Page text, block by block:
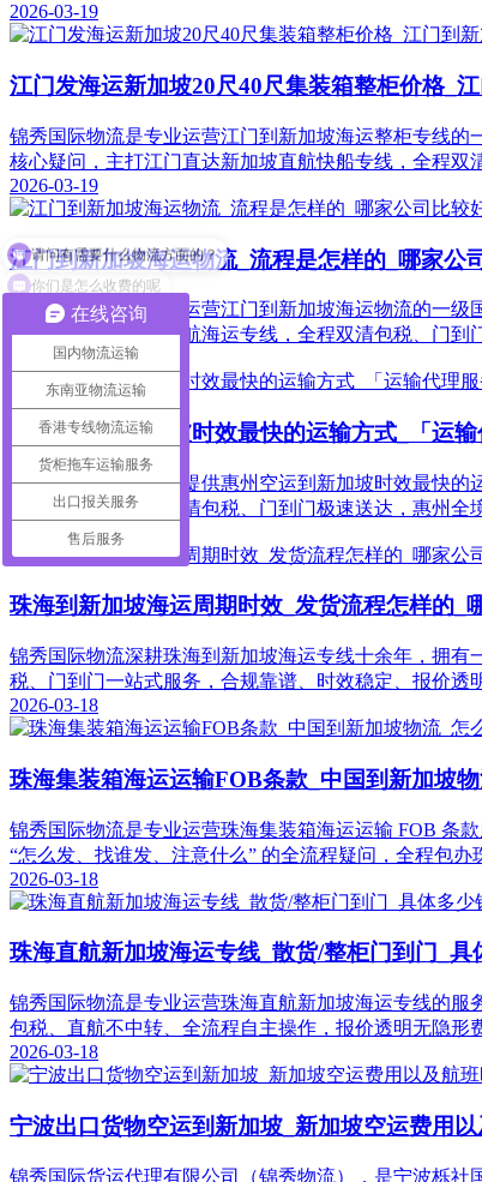
2026-03-19
江门发海运新加坡20尺40尺集装箱整柜价格_
锦秀国际物流是专业运营江门到新加坡海运整柜专线
核心疑问，主打江门直达新加坡直航快船专线，全程
2026-03-19
江门到新加坡海运物流_流程是怎样的_哪家公
锦秀国际物流是专业运营江门到新加坡海运物流的一
打江门直达新加坡直航海运专线，全程双清包税、门
2026-03-19
惠州空运到新加坡时效最快的运输方式_「运
锦秀国际物流是专业提供惠州空运到新加坡时效最快
代理服务」，全程双清包税、门到门极速送达，惠州
2026-03-18
珠海到新加坡海运周期时效_发货流程怎样的_
锦秀国际物流深耕珠海到新加坡海运专线十余年，拥
税、门到门一站式服务，合规靠谱、时效稳定、报价
2026-03-18
珠海集装箱海运运输FOB条款_中国到新加坡
锦秀国际物流是专业运营珠海集装箱海运运输 FOB 条
“怎么发、找谁发、注意什么” 的全流程疑问，全程包
2026-03-18
珠海直航新加坡海运专线_散货/整柜门到门_具
锦秀国际物流是专业运营珠海直航新加坡海运专线的
包税、直航不中转、全流程自主操作，报价透明无隐
2026-03-18
宁波出口货物空运到新加坡_新加坡空运费用
锦秀国际货运代理有限公司（锦秀物流），是宁波栎
在线咨询
国内物流运输
东南亚物流运输
香港专线物流运输
货柜拖车运输服务
出口报关服务
售后服务
请问有需要什么物流方面的？
你们是怎么收费的呢